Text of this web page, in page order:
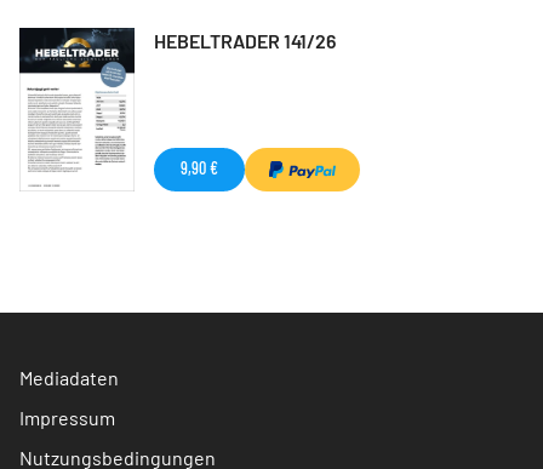
HEBELTRADER 141/26
9,90 €
Mediadaten
Impressum
Nutzungsbedingungen